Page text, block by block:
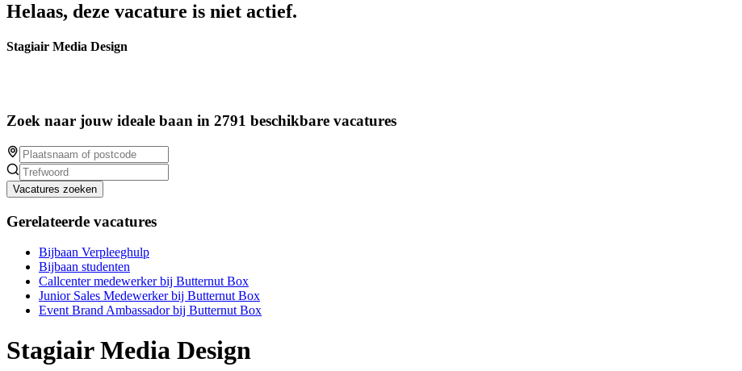
Helaas, deze vacature is niet actief.
Stagiair Media Design
Zoek naar jouw ideale baan in 2791 beschikbare vacatures
Vacatures zoeken
Gerelateerde vacatures
Bijbaan Verpleeghulp
Bijbaan studenten
Callcenter medewerker bij Butternut Box
Junior Sales Medewerker bij Butternut Box
Event Brand Ambassador bij Butternut Box
Stagiair Media Design